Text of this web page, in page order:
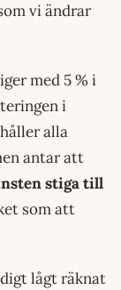
vi ändrar
med 5 % i
i
alla
antar att
stiga till
som att
lågt räknat